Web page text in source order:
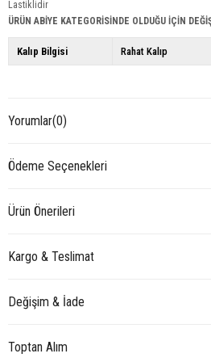
Lastiklidir
ÜRÜN ABİYE KATEGORİSİNDE OLDUĞU İÇİN
Kalıp Bilgisi Rahat Kalıp
Yorumlar(0)
Ödeme Seçenekleri
Ürün Önerileri
Kargo & Teslimat
Değişim & İade
Toptan Alım